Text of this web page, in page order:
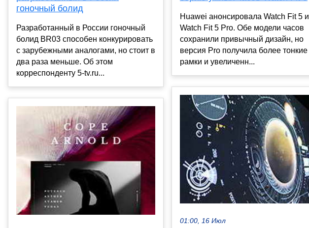
гоночный болид
Разработанный в России гоночный
болид BR03 способен конкурировать
с зарубежными аналогами, но стоит в
два раза меньше. Об этом
корреспонденту 5-tv.ru...
Huawei анонсировала Watch Fit 5 и
Watch Fit 5 Pro. Обе модели часов
сохранили привычный дизайн, но
версия Pro получила более тонкие
рамки и увеличенн...
01:00, 16 Июл